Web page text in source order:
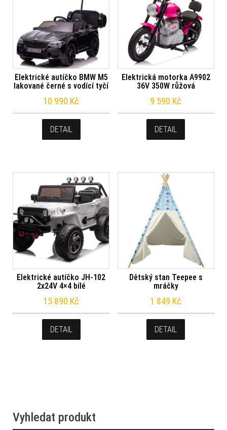
Elektrické autíčko BMW M5
lakované černé s vodící tyčí
10 990 Kč
DETAIL
Elektrická motorka A9902
36V 350W růžová
9 590 Kč
DETAIL
Elektrické autíčko JH-102
2x24V 4×4 bílé
15 890 Kč
DETAIL
Dětský stan Teepee s
mráčky
1 849 Kč
DETAIL
Vyhledat produkt